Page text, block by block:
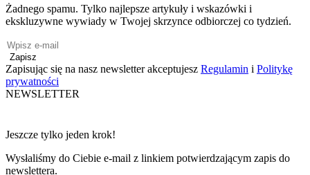
Żadnego spamu. Tylko najlepsze artykuły i wskazówki i
ekskluzywne wywiady w Twojej skrzynce odbiorczej co tydzień.
Zapisz
Zapisując się na nasz newsletter akceptujesz Regulamin i Politykę
prywatności
NEWSLETTER
Jeszcze tylko jeden krok!
Wysłaliśmy do Ciebie e-mail z linkiem potwierdzającym zapis do
newslettera.